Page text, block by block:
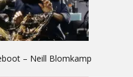
– Neill Blomkamp